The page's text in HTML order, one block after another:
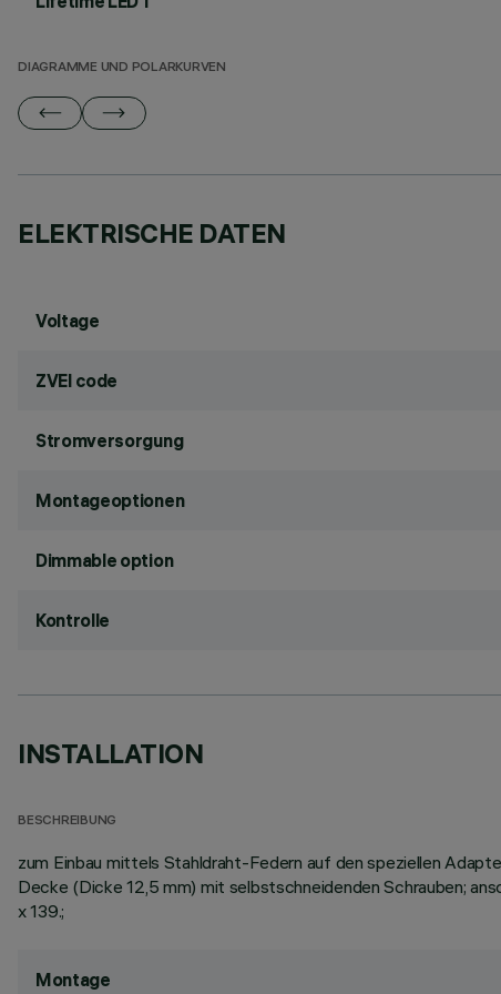
DIAGRAMME UND POLARKURVEN
ELEKTRISCHE DATEN
Voltage
ZVEI code
Stromversorgung
Montageoptionen
Dimmable option
Kontrolle
INSTALLATION
BESCHREIBUNG
zum Einbau mittels Stahldraht-Federn auf den speziellen
Decke (Dicke 12,5 mm) mit selbstschneidenden Schrauben;
x 139.;
Montage